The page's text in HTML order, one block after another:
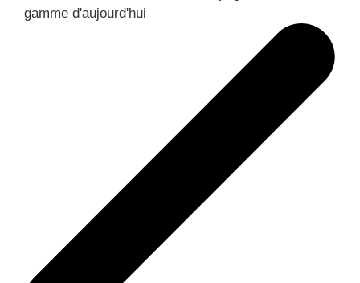
gamme d'aujourd'hui